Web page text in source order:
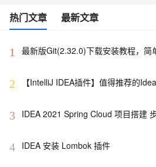
热门文章 最新文章
1
最新版Git(2.32.0)下载安装教程，简
2
【IntelliJ IDEA插件】值得推荐的
3
IDEA 2021 Spring Cloud 项目搭建
4 IDEA 安装 Lombok 插件